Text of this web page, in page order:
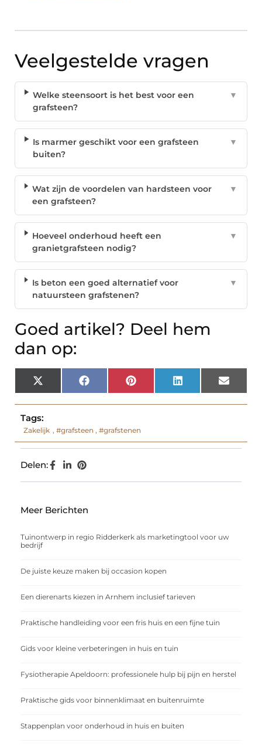
Veelgestelde vragen
Welke steensoort is het best voor een
grafsteen?
▼
Is marmer geschikt voor een grafsteen
buiten?
▼
Wat zijn de voordelen van hardsteen voor
een grafsteen?
▼
Hoeveel onderhoud heeft een
granietgrafsteen nodig?
▼
Is beton een goed alternatief voor
natuursteen grafstenen?
▼
Goed artikel? Deel hem
dan op:
X
(Twitter)
Facebook Pinterest LinkedIn Email
Tags:
Zakelijk , #grafsteen , #grafstenen
Delen:
Meer Berichten
Tuinontwerp in regio Ridderkerk als marketingtool voor uw
bedrijf
De juiste keuze maken bij occasion kopen
Een dierenarts kiezen in Arnhem inclusief tarieven
Praktische handleiding voor een fris huis en een fijne tuin
Gids voor kleine verbeteringen in huis en tuin
Fysiotherapie Apeldoorn: professionele hulp bij pijn en herstel
Praktische gids voor binnenklimaat en buitenruimte
Stappenplan voor onderhoud in huis en buiten